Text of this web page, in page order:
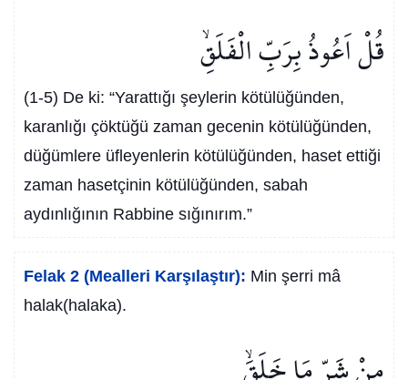
قُلْ اَعُوذُ بِرَبِّ الْفَلَقِۙ
(1-5) De ki: “Yarattığı şeylerin kötülüğünden,
karanlığı çöktüğü zaman gecenin kötülüğünden,
düğümlere üfleyenlerin kötülüğünden, haset ettiği
zaman hasetçinin kötülüğünden, sabah
aydınlığının Rabbine sığınırım.”
Felak 2 (Mealleri Karşılaştır): Min şerri mâ
halak(halaka).